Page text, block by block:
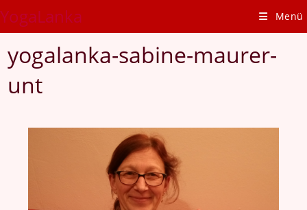
Zum
Inhalt
YogaLanka Menü
yogalanka-sabine-maurer-
unt